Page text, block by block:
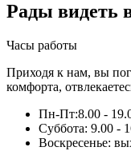
Рады видеть
Часы работы
Приходя к нам, вы
комфорта,
Пн-Пт:8.00 -
Суббота: 9.00 -
Воскресенье: